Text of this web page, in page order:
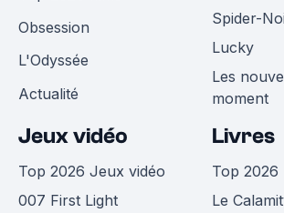
Obsession
L'Odyssée
Actualité
Spider-
Lucky
Les
moment
Jeux vidéo
Top 2026 Jeux vidéo
007 First Light
Livres
Top 2026
Le